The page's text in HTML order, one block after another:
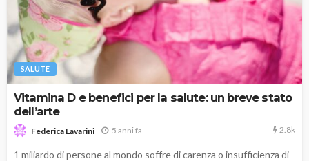
SALUTE
Vitamina D e benefici per la salute: un breve stato
dell’arte
Federica Lavarini 5 anni fa 2.8k
1 miliardo di persone al mondo soffre di carenza o insufficienza di